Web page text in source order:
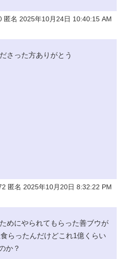
匿名 2025年10月24日 10:40:15 AM
さった方ありがとう
匿名 2025年10月20日 8:32:22 PM
めにやられてもらった善ブウが
らったんだけどこれ1億くらい
か？